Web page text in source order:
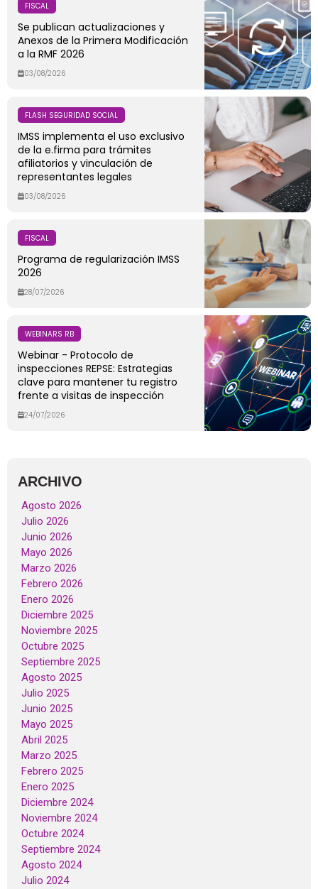
FISCAL
Se publican actualizaciones y
Anexos de la Primera Modificación
a la RMF 2026
03/08/2026
FLASH SEGURIDAD SOCIAL
IMSS implementa el uso exclusivo
de la e.firma para trámites
afiliatorios y vinculación de
representantes legales
03/08/2026
FISCAL
Programa de regularización IMSS
2026
28/07/2026
WEBINARS RB
Webinar - Protocolo de
inspecciones REPSE: Estrategias
clave para mantener tu registro
frente a visitas de inspección
24/07/2026
ARCHIVO
Agosto 2026
Julio 2026
Junio 2026
Mayo 2026
Marzo 2026
Febrero 2026
Enero 2026
Diciembre 2025
Noviembre 2025
Octubre 2025
Septiembre 2025
Agosto 2025
Julio 2025
Junio 2025
Mayo 2025
Abril 2025
Marzo 2025
Febrero 2025
Enero 2025
Diciembre 2024
Noviembre 2024
Octubre 2024
Septiembre 2024
Agosto 2024
Julio 2024